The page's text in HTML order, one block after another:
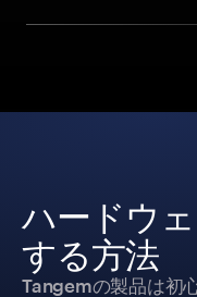
ハードウ
する方法
Tangemの製品は初